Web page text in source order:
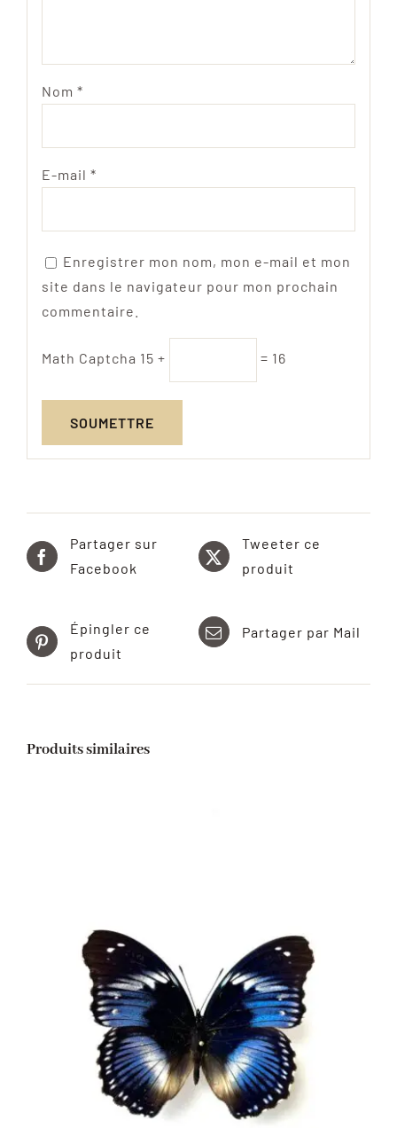
Nom *
E-mail *
Enregistrer mon nom, mon e-mail et mon
site dans le navigateur pour mon prochain
commentaire.
Math Captcha 15 + = 16
Partager sur
Facebook
Tweeter ce
produit
Épingler ce
produit
Partager par Mail
Produits similaires